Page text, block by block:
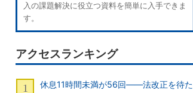
入の課題解決に役立つ資料を簡単に入手できま
す。
アクセスランキング
休息11時間未満が56回――法改正を待た